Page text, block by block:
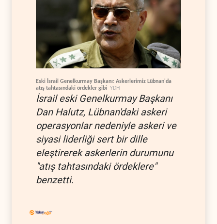
Eski İsrail Genelkurmay Başkanı: Askerlerimiz Lübnan'da
atış tahtasındaki ördekler gibi YDH
İsrail eski Genelkurmay Başkanı
Dan Halutz, Lübnan'daki askeri
operasyonlar nedeniyle askeri ve
siyasi liderliği sert bir dille
eleştirerek askerlerin durumunu
"atış tahtasındaki ördeklere"
benzetti.